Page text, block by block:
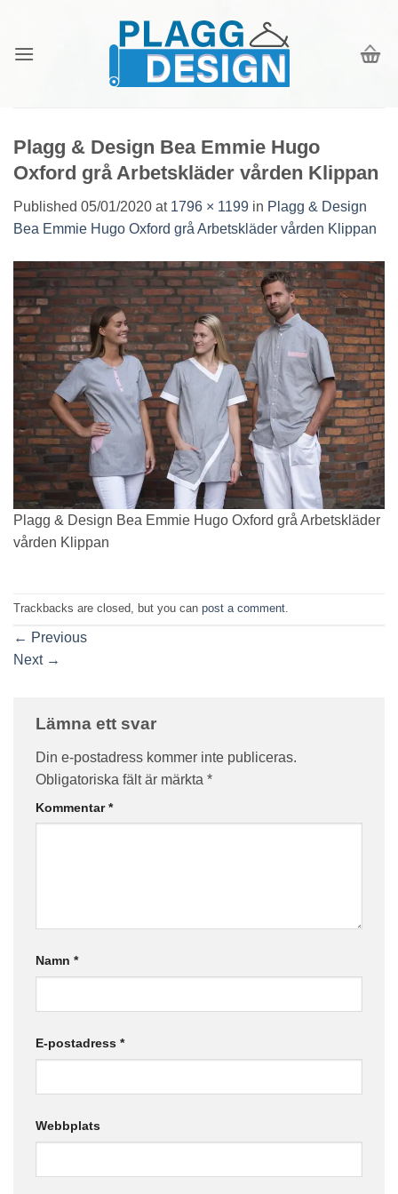
content
Plagg & Design Bea Emmie Hugo
Oxford grå Arbetskläder vården Klippan
Published 05/01/2020 at 1796 × 1199 in Plagg & Design
Bea Emmie Hugo Oxford grå Arbetskläder vården Klippan
Plagg & Design Bea Emmie Hugo Oxford grå Arbetskläder
vården Klippan
Trackbacks are closed, but you can post a comment.
← Previous
Next →
Lämna ett svar
Din e-postadress kommer inte publiceras.
Obligatoriska fält är märkta *
Kommentar*
Namn *
E-postadress *
Webbplats